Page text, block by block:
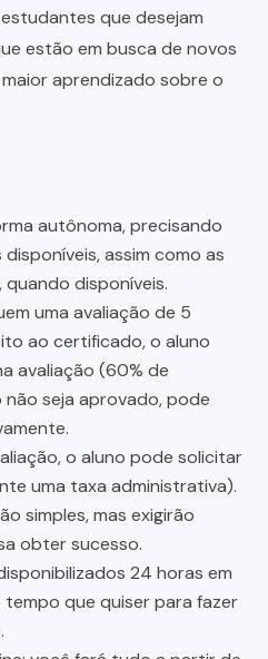
que desejam
estão em busca de novos
aprendizado sobre o
autônoma, precisando
assim como as
disponíveis.
uma avaliação de 5
ao certificado, o aluno
avaliação (60% de
seja aprovado, pode
o aluno pode solicitar
uma taxa administrativa).
simples, mas exigirão
obter sucesso.
24 horas em
que quiser para fazer